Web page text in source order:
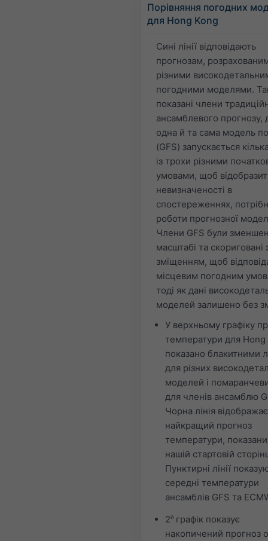
Порівняння погодних
для Hong Kong
Сині лінії відповідають
прогнозам,
різними
погодними моделями.
показані члени
ансамблевого прогнозу,
одна й та сама модель
(GFS) запускається
із трохи різними
умовами, щоб
невизначеності в
спостереженнях,
роботи прогнозної
Члени GFS були
масштабі та скориговані
зміщенням, щоб
місцевим погодним
тоді як дані
моделей залишено без
У верхньому графіку
температури для Hong
показано блакитними
для різних
моделей і
для членів ансамблю
Чорна лінія відображає
найкращий прогноз
температури,
нашій стартовій
Пунктирні лінії
середні температури
ансамблів GFS та
2й графік показує
накопичений прогноз